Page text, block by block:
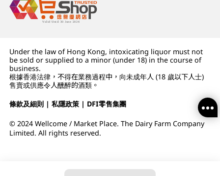
Under the law of Hong Kong, intoxicating liquor must not
be sold or supplied to a minor (under 18) in the course of
business.
根據香港法律，不得在業務過程中，向未成年人 (18 歲以下人士)
售賣或供應令人醺醉的酒類。
條款及細則 |私隱政策 | DFI零售集團
© 2024 Wellcome / Market Place. The Dairy Farm Company
Limited. All rights reserved.